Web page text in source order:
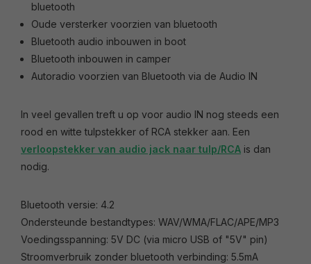
bluetooth
Oude versterker voorzien van bluetooth
Bluetooth audio inbouwen in boot
Bluetooth inbouwen in camper
Autoradio voorzien van Bluetooth via de Audio IN
In veel gevallen treft u op voor audio IN nog steeds een
rood en witte tulpstekker of RCA stekker aan. Een
verloopstekker van audio jack naar tulp/RCA is dan
nodig.
Bluetooth versie: 4.2
Ondersteunde bestandtypes: WAV/WMA/FLAC/APE/MP3
Voedingsspanning: 5V DC (via micro USB of "5V" pin)
Stroomverbruik zonder bluetooth verbinding: 5.5mA